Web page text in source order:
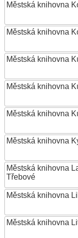
Městská knihovna
Městská knihovna
Městská knihovna
Městská knihovna
Městská knihovna
Městská knihovna
Městská knihovna
Třebové
Městská knihovna
Městská knihovna